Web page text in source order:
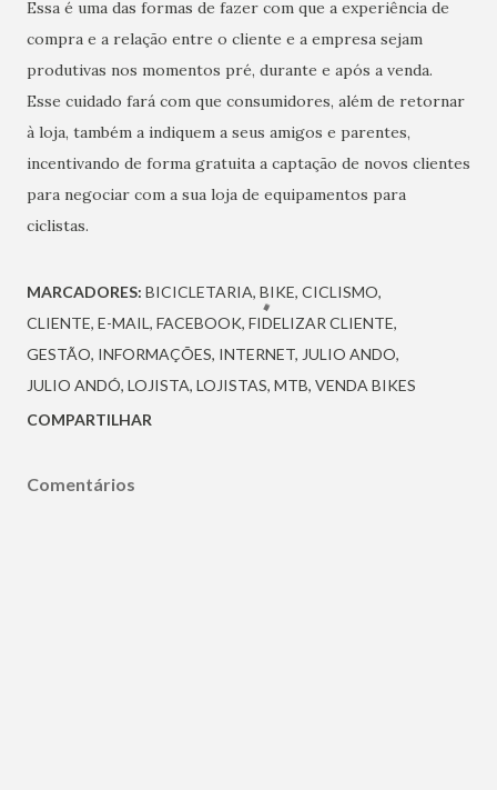
Essa é uma das formas de fazer com que a experiência de
compra e a relação entre o cliente e a empresa sejam
produtivas nos momentos pré, durante e após a venda.
Esse cuidado fará com que consumidores, além de retornar
à loja, também a indiquem a seus amigos e parentes,
incentivando de forma gratuita a captação de novos clientes
para negociar com a sua loja de equipamentos para
ciclistas.
MARCADORES: BICICLETARIA BIKE CICLISMO
CLIENTE E-MAIL FACEBOOK FIDELIZAR CLIENTE
GESTÃO INFORMAÇÕES INTERNET JULIO ANDO
JULIO ANDÓ LOJISTA LOJISTAS MTB VENDA BIKES
COMPARTILHAR
Comentários